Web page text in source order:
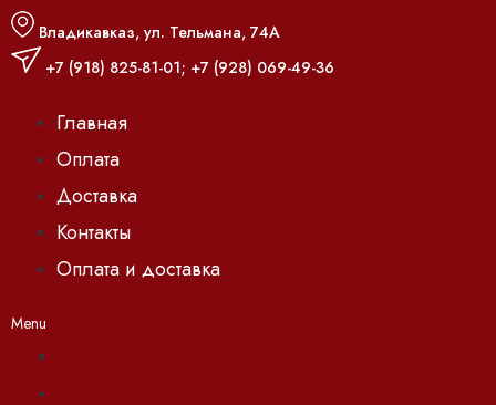
Владикавказ, ул. Тельмана, 74А
+7 (918) 825-81-01; +7 (928) 069-49-36
Главная
Оплата
Доставка
Контакты
Оплата и доставка
Menu